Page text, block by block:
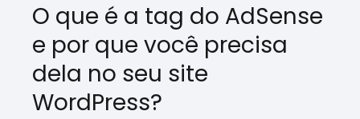
O que é a tag do AdSense
e por que você precisa
dela no seu site
WordPress?